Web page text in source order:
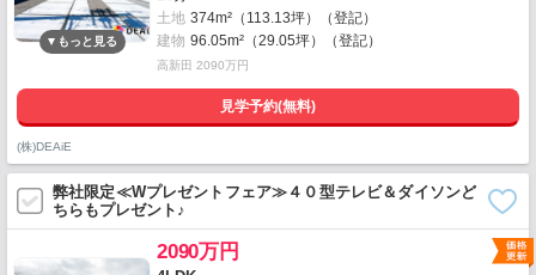
土地 374m²（113.13坪）（登記）
建物 96.05m²（29.05坪）（登記）
高新田 2090万円
見学予約(無料)
(株)DEAiE
弊社限定≪Wプレゼントフェア≫４０型テレビ＆ダイソンど
ちらもプレゼント♪
2090万円